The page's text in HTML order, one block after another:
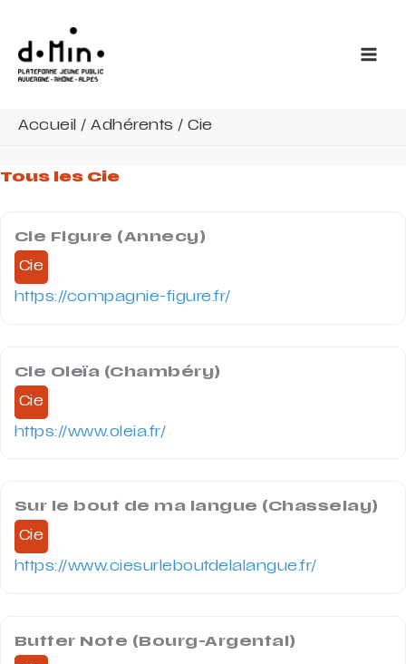
contenu
Accueil / Adhérents / Cie
Tous les Cie
Cie Figure (Annecy)
Cie
https://compagnie-figure.fr/
Cie Oleïa (Chambéry)
Cie
https://www.oleia.fr/
Sur le bout de ma langue (Chasselay)
Cie
https://www.ciesurleboutdelalangue.fr/
Butter Note (Bourg-Argental)